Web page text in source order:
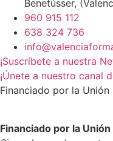
Benetússer,
960 915 112
638 324 736
¡Suscríbete a nuestra
¡Únete a nuestro canal
Financiado por la Unión
Financiado por la